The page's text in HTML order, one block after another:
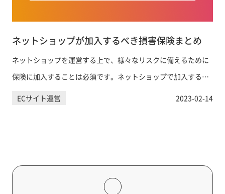
ネットショップが加入するべき損害保険まとめ
ネットショップを運営する上で、様々なリスクに備えるために
保険に加入することは必須です。ネットショップで加入するべ
き保険について解説します。
ECサイト運営 2023-02-14